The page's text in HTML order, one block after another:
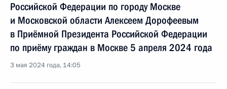
Российской Федерации по городу Москве
и Московской области Алексеем Дорофеевым
в Приёмной Президента Российской Федерации
по приёму граждан в Москве 5 апреля 2024 года
3 мая 2024 года, 14:05